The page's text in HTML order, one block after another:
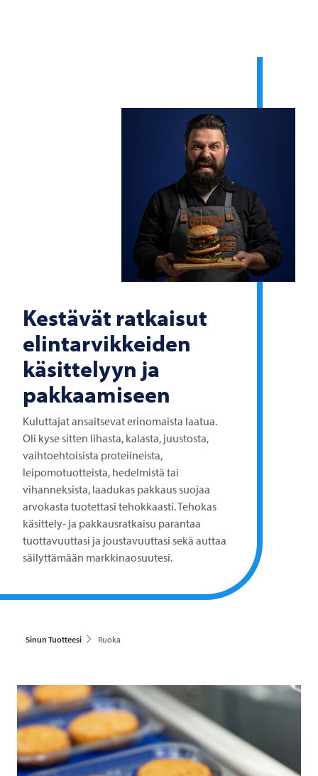
Kestävät ratkaisut
elintarvikkeiden
käsittelyyn ja
pakkaamiseen
Kuluttajat ansaitsevat erinomaista laatua.
Oli kyse sitten lihasta, kalasta, juustosta,
vaihtoehtoisista proteiineista,
leipomotuotteista, hedelmistä tai
vihanneksista, laadukas pakkaus suojaa
arvokasta tuotettasi tehokkaasti. Tehokas
käsittely- ja pakkausratkaisu parantaa
tuottavuuttasi ja joustavuuttasi sekä auttaa
säilyttämään markkinaosuutesi.
Sinun Tuotteesi Ruoka